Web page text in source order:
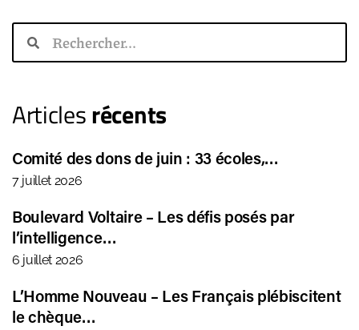
Articlesrécents
Comité des dons de juin : 33 écoles,…
7 juillet 2026
Boulevard Voltaire – Les défis posés par
l’intelligence…
6 juillet 2026
L’Homme Nouveau – Les Français plébiscitent
le chèque…